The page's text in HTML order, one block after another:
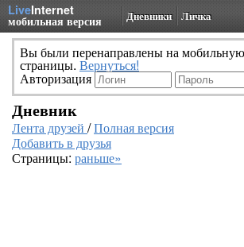
LiveInternet
мобильная версия Дневники Личка
Вы были перенаправлены на
страницы. Вернуться!
Авторизация
Дневник
Лента друзей /Полная версия
Добавить в друзья
Страницы: раньше»